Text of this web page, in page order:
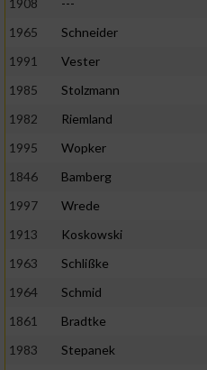
1908
---
1965
Schneider
1991
Vester
1985
Stolzmann
1982
Riemland
1995
Wopker
1846
Bamberg
1997
Wrede
1913
Koskowski
1963
Schlißke
1964
Schmid
1861
Bradtke
1983
Stepanek